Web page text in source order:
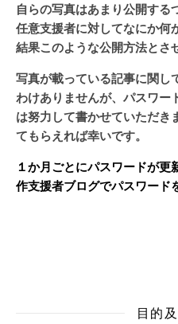
自らの写真はあまり公開する
任意支援者に対してなにか何
結果このような公開方法とさ
写真が載っている記事に関し
わけありませんが、パスワー
は努力して書かせていただき
てもらえれば幸いです。
１か月ごとにパスワードが更
作支援者ブログでパスワード
目的